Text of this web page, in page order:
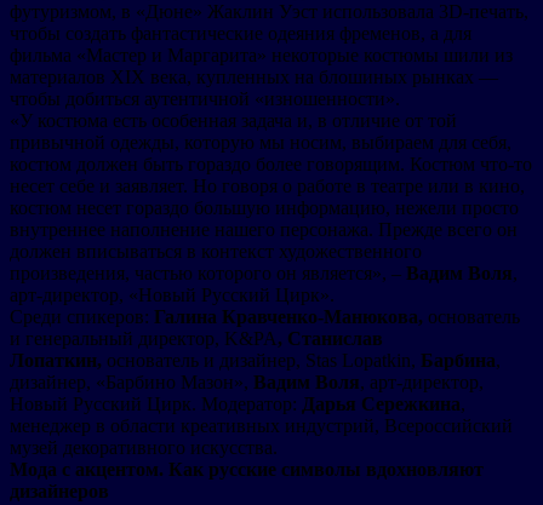
футуризмом, в «Дюне» Жаклин Уэст использовала 3D-печать,
чтобы создать фантастические одеяния фременов, а для
фильма «Мастер и Маргарита» некоторые костюмы шили из
материалов XIX века, купленных на блошиных рынках —
чтобы добиться аутентичной «изношенности».
«У костюма есть особенная задача и, в отличие от той
привычной одежды, которую мы носим, выбираем для себя,
костюм должен быть гораздо более говорящим. Костюм что-то
несет себе и заявляет. Но говоря о работе в театре или в кино,
костюм несет гораздо большую информацию, нежели просто
внутреннее наполнение нашего персонажа. Прежде всего он
должен вписываться в контекст художественного
произведения, частью которого он является», – Вадим Воля,
арт-директор, «Новый Русский Цирк».
Среди спикеров: Галина Кравченко-Манюкова, основатель
и генеральный директор, K&PA, Станислав
Лопаткин, основатель и дизайнер, Stas Lopatkin, Барбина,
дизайнер, «Барбино Мазон», Вадим Воля, арт-директор,
Новый Русский Цирк. Модератор: Дарья Сережкина,
менеджер в области креативных индустрий, Всероссийский
музей декоративного искусства.
Мода с акцентом. Как русские символы вдохновляют
дизайнеров